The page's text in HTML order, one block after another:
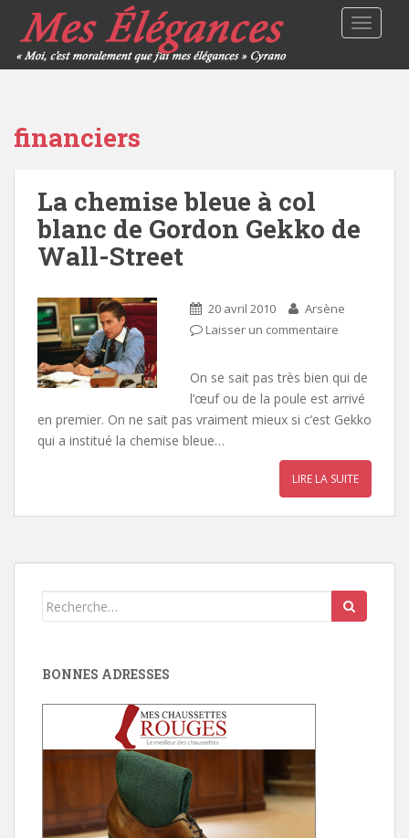
financiers
La chemise bleue à col
blanc de Gordon Gekko de
Wall-Street
20 avril 2010
Arsène
Laisser un commentaire
On se sait pas très bien qui de
l’œuf ou de la poule est arrivé
en premier. On ne sait pas vraiment mieux si c’est Gekko
qui a institué la chemise bleue…
LIRE LA SUITE
Search
BONNES ADRESSES